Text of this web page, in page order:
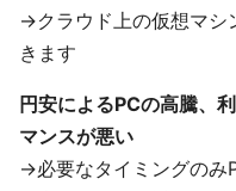
→クラウド上の仮想マシ
きます
円安によるPCの高騰、
マンスが悪い
→必要なタイミングのみ